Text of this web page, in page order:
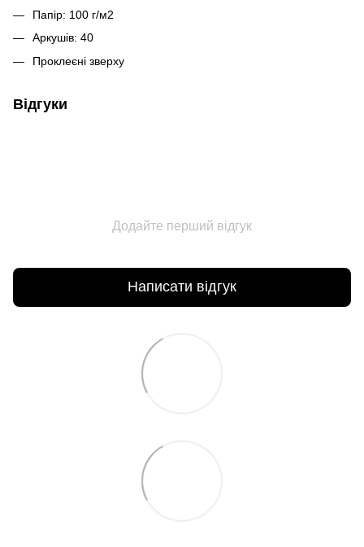
Папір: 100 г/м2
Аркушів: 40
Проклеєні зверху
Відгуки
Додайте перший відгук
Написати відгук